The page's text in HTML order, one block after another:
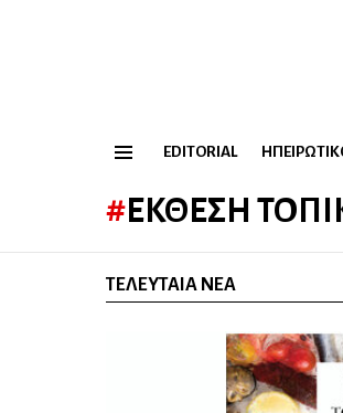
EDITORIAL
ΈΚΘΕΣΗ
ΤΕΛΕΥΤΑΊΑ ΝΈΑ